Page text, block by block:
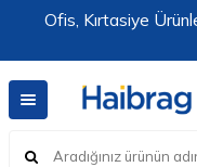
Ofis, Kırtasiye